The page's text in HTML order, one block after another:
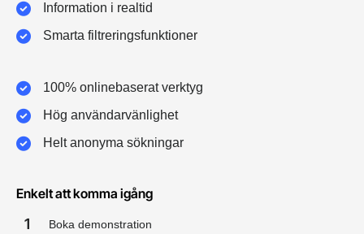
Information i realtid
Smarta filtreringsfunktioner
100% onlinebaserat verktyg
Hög användarvänlighet
Helt anonyma sökningar
Enkelt att komma igång
1 Boka demonstration